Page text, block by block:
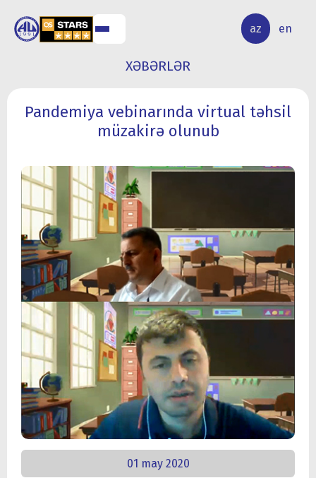
az en
ELMİ
TƏDQİQAT
XƏBƏRLƏR
Pandemiya vebinarında virtual təhsil
müzakirə olunub
01 may 2020